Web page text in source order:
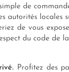
de
locales
de vous
du code de
Profitez des